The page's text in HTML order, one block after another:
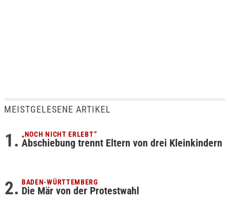
MEISTGELESENE ARTIKEL
„NOCH NICHT ERLEBT“
Abschiebung trennt Eltern von drei Kleinkindern
BADEN-WÜRTTEMBERG
Die Mär von der Protestwahl